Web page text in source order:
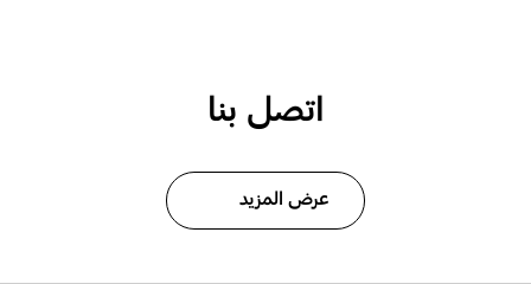
اتصل بنا
عرض المزيد